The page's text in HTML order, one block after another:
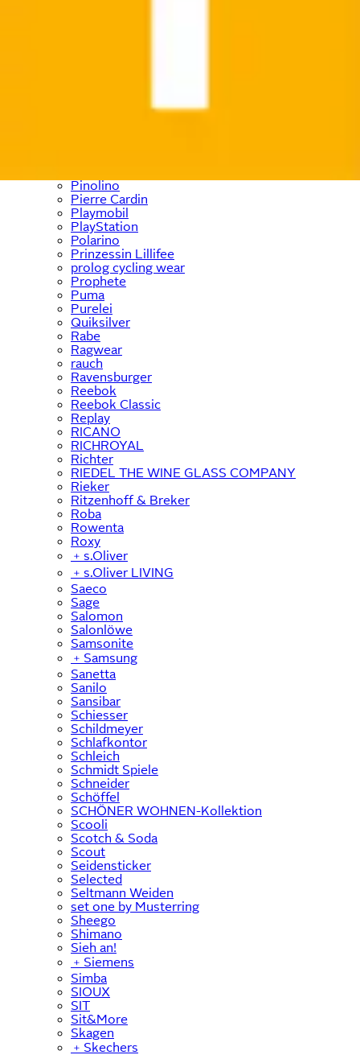
PEPINO by RICOSTA
Pinolino
Pierre Cardin
Playmobil
PlayStation
Polarino
Prinzessin Lillifee
prolog cycling wear
Prophete
Puma
Purelei
Quiksilver
Rabe
Ragwear
rauch
Ravensburger
Reebok
Reebok Classic
Replay
RICANO
RICHROYAL
Richter
RIEDEL THE WINE GLASS COMPANY
Rieker
Ritzenhoff & Breker
Roba
Rowenta
Roxy
﹢ s.Oliver
﹢ s.Oliver LIVING
Saeco
Sage
Salomon
Salonlöwe
Samsonite
﹢ Samsung
Sanetta
Sanilo
Sansibar
Schiesser
Schildmeyer
Schlafkontor
Schleich
Schmidt Spiele
Schneider
Schöffel
SCHÖNER WOHNEN-Kollektion
Scooli
Scotch & Soda
Scout
Seidensticker
Selected
Seltmann Weiden
set one by Musterring
Sheego
Shimano
Sieh an!
﹢ Siemens
Simba
SIOUX
SIT
Sit&More
Skagen
﹢ Skechers